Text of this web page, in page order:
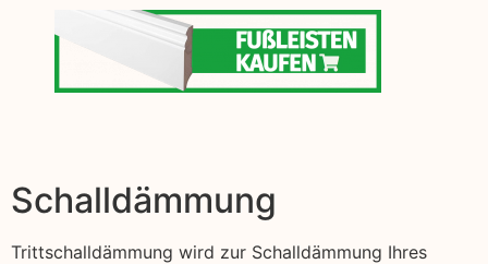
Schalldämmung
Trittschalldämmung wird zur Schalldämmung Ihres